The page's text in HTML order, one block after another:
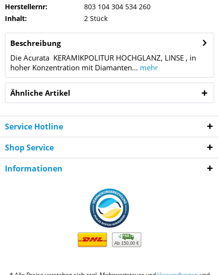
Herstellernr:
803 104 304 534 260
Inhalt:
2 Stück
Beschreibung
Die Acurata KERAMIKPOLITUR HOCHGLANZ, LINSE , in
hoher Konzentration mit Diamanten... mehr
Ähnliche Artikel
Service Hotline
Shop Service
Informationen
Ab 150,00 €